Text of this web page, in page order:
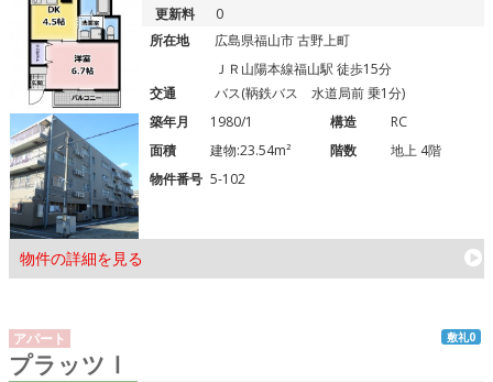
物件の詳細を見る
更新料
0
所在地
広島県福山市 古野上町
交通
ＪＲ山陽本線福山駅 徒歩15分
バス(鞆鉄バス 水道局前 乗1分)
築年月
1980/1 構造
RC
面積
建物:23.54m² 階数
地上 4階
物件番号 5-102
アパート
プラッツⅠ
敷礼0